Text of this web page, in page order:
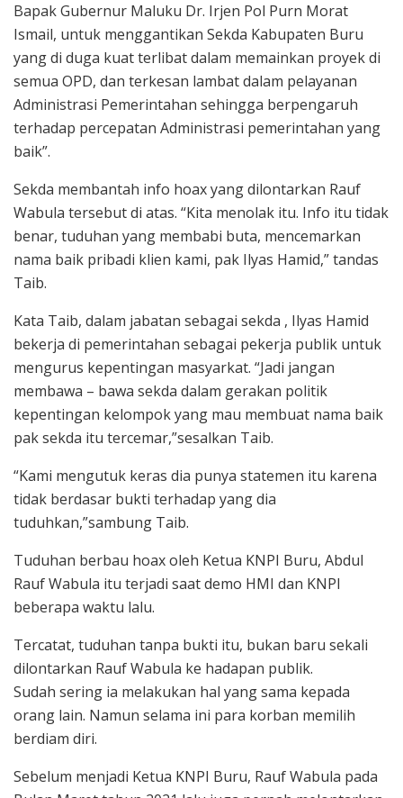
Bapak Gubernur Maluku Dr. Irjen Pol Purn Morat
Ismail, untuk menggantikan Sekda Kabupaten Buru
yang di duga kuat terlibat dalam memainkan proyek di
semua OPD, dan terkesan lambat dalam pelayanan
Administrasi Pemerintahan sehingga berpengaruh
terhadap percepatan Administrasi pemerintahan yang
baik”.
Sekda membantah info hoax yang dilontarkan Rauf
Wabula tersebut di atas. “Kita menolak itu. Info itu tidak
benar, tuduhan yang membabi buta, mencemarkan
nama baik pribadi klien kami, pak Ilyas Hamid,” tandas
Taib.
Kata Taib, dalam jabatan sebagai sekda , Ilyas Hamid
bekerja di pemerintahan sebagai pekerja publik untuk
mengurus kepentingan masyarkat. “Jadi jangan
membawa – bawa sekda dalam gerakan politik
kepentingan kelompok yang mau membuat nama baik
pak sekda itu tercemar,”sesalkan Taib.
“Kami mengutuk keras dia punya statemen itu karena
tidak berdasar bukti terhadap yang dia
tuduhkan,”sambung Taib.
Tuduhan berbau hoax oleh Ketua KNPI Buru, Abdul
Rauf Wabula itu terjadi saat demo HMI dan KNPI
beberapa waktu lalu.
Tercatat, tuduhan tanpa bukti itu, bukan baru sekali
dilontarkan Rauf Wabula ke hadapan publik.
Sudah sering ia melakukan hal yang sama kepada
orang lain. Namun selama ini para korban memilih
berdiam diri.
Sebelum menjadi Ketua KNPI Buru, Rauf Wabula pada